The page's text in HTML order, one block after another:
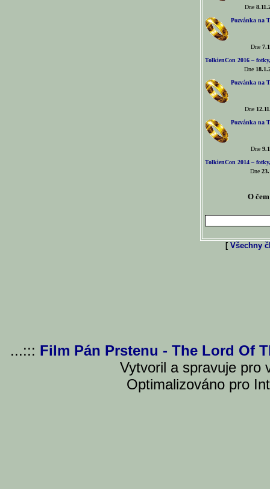
Dne
Pozvánka na
Dne
TolkienCon 2016 –
Dne
Pozvánka na
Dne
Pozvánka na
Dne
TolkienCon 2014 –
Dne
O
[ Všechny
...::: Film Pán Prstenu - The Lord Of
Vytvoril a spravuje pro
Optimalizováno pro